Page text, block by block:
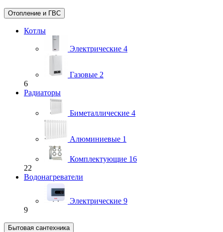
Отопление и ГВС
Котлы
Электрические 4
Газовые 2
6
Радиаторы
Биметаллические 4
Алюминиевые 1
Комплектующие 16
22
Водонагреватели
Электрические 9
9
Бытовая сантехника